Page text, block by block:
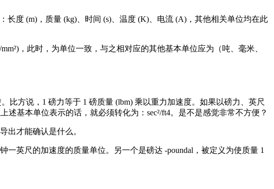
度 (m)，质量 (kg)、时间 (s)、温度 (K)、电流 (A)，其他相关单位均在此
，此时，为单位一致，与之相对应的其他基本单位应为（吨、毫米、
方说，1 磅力等于 1 磅质量 (lbm) 乘以重力加速度。如果以磅力、英尺
述基本单位表示的话，就必须转化为：sec²/ft4。是不是感觉非常不方便？
出才能确认是什么。
一英尺的加速度的质量单位。另一个是磅达 -poundal，被定义为使质量 1